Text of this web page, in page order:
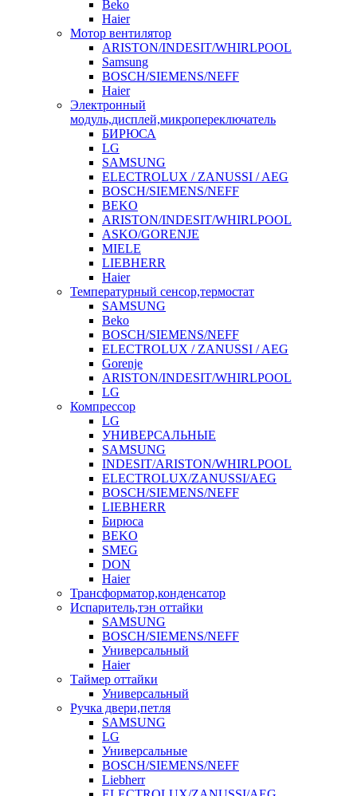
Beko
Haier
Мотор вентилятор
ARISTON/INDESIT/WHIRLPOOL
Samsung
BOSCH/SIEMENS/NEFF
Haier
Электронный
модуль,дисплей,микропереключатель
БИРЮСА
LG
SAMSUNG
ELECTROLUX / ZANUSSI / AEG
BOSCH/SIEMENS/NEFF
BEKO
ARISTON/INDESIT/WHIRLPOOL
ASKO/GORENJE
MIELE
LIEBHERR
Haier
Температурный сенсор,термостат
SAMSUNG
Beko
BOSCH/SIEMENS/NEFF
ELECTROLUX / ZANUSSI / AEG
Gorenje
ARISTON/INDESIT/WHIRLPOOL
LG
Компрессор
LG
УНИВЕРСАЛЬНЫЕ
SAMSUNG
INDESIT/ARISTON/WHIRLPOOL
ELECTROLUX/ZANUSSI/AEG
BOSCH/SIEMENS/NEFF
LIEBHERR
Бирюса
BEKO
SMEG
DON
Haier
Трансформатор,конденсатор
Испаритель,тэн оттайки
SAMSUNG
BOSCH/SIEMENS/NEFF
Универсальный
Haier
Таймер оттайки
Универсальный
Ручка двери,петля
SAMSUNG
LG
Универсальные
BOSCH/SIEMENS/NEFF
Liebherr